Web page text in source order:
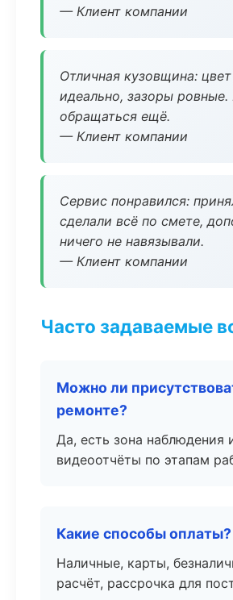
— Клиент компании
Отличная кузовщина:
идеально, зазоры ровные.
обращаться ещё.
— Клиент компании
Сервис понравился:
сделали всё по смете,
ничего не навязывали.
— Клиент компании
Часто задаваемые
Можно ли
ремонте?
Да, есть зона наблюдения
видеоотчёты по этапам
Какие способы оплаты?
Наличные, карты,
расчёт, рассрочка для